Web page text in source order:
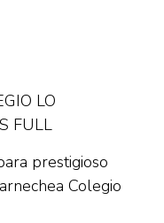
LO
FULL
prestigioso
Colegio